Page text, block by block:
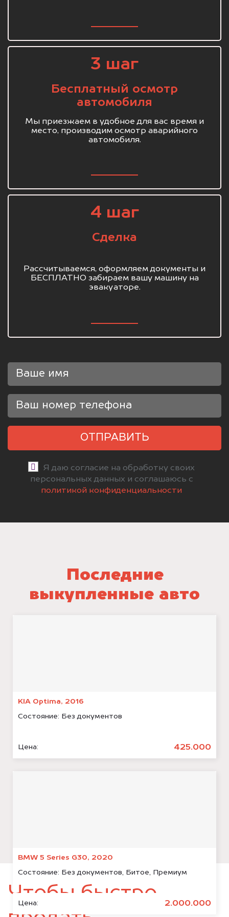
3 шаг
Бесплатный осмотр
автомобиля
Мы приезжаем в удобное для вас время и
место, производим осмотр аварийного
автомобиля.
4 шаг
Сделка
Рассчитываемся, оформляем документы и
БЕСПЛАТНО забираем вашу машину на
эвакуаторе.
ОТПРАВИТЬ
Я даю согласие на обработку своих
персональных данных и соглашаюсь с
политикой конфиденциальности
Последние
выкупленные авто
KIA Optima, 2016
Состояние: Без документов
Цена: 425.000
BMW 5 Series G30, 2020
Состояние: Без документов, Битое, Премиум
Цена: 2.000.000
Чтобы быстро